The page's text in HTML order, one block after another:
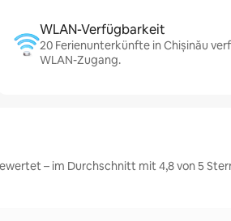
WLAN-Verfügbarkeit
20 Ferienunterkünfte in Chișinău
WLAN-Zugang.
– im Durchschnitt mit 4,8 von 5